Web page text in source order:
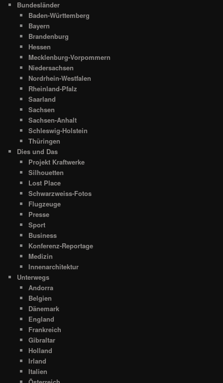
Bundesländer
Baden-Württemberg
Bayern
Brandenburg
Hessen
Mecklenburg-Vorpommern
Niedersachsen
Nordrhein-Westfalen
Rheinland-Pfalz
Saarland
Sachsen
Sachsen-Anhalt
Schleswig-Holstein
Thüringen
Dies und Das
Projekt Kraftwerke
Silhouetten
Lost Place
Schwarzweiss-Fotos
Flugzeuge
Presse
Sport
Business
Konferenz-Reportage
Medizin
Innenarchitektur
Unterwegs
Andorra
Belgien
Dänemark
England
Frankreich
Gibraltar
Holland
Irland
Italien